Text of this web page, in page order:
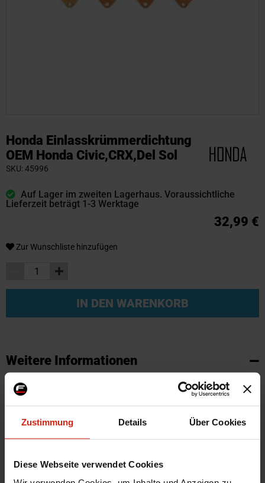
Zustimmung Details Über Cookies
Diese Webseite verwendet Cookies
Honda Einlasskrümmerdichtung
OEM Honda Civic,CRX,Del Sol
SKU 45996
Auf Lager im zweiten Lagerhaus. Voraussichtliche
Lieferzeit beträgt 1-3 Werktage
32,99 €
Zur Wunschliste hinzufügen
IN DEN WARENKORB
Anfang
der
Bildgalerie
Weitere Informationen
Weitere
Informationen
SKU
Marke
Honda
Herstellercode
17105-P30-004
Product Line
OEM
Universal
Nein
Automarkenname